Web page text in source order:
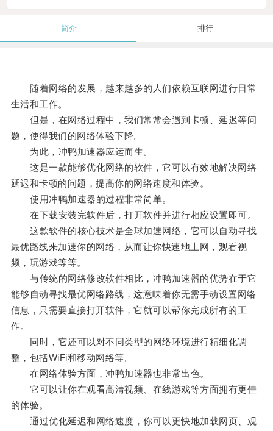
简介 排行
随着网络的发展，越来越多的人们依赖互联网进行日常
生活和工作。
但是，在网络过程中，我们常常会遇到卡顿、延迟等问
题，使得我们的网络体验下降。
为此，冲鸭加速器应运而生。
这是一款能够优化网络的软件，它可以有效地解决网络
延迟和卡顿的问题，提高你的网络速度和体验。
使用冲鸭加速器的过程非常简单。
在下载安装完软件后，打开软件并进行相应设置即可。
这款软件的核心技术是全球加速网络，它可以自动寻找
最优路线来加速你的网络，从而让你快速地上网，观看视
频，玩游戏等等。
与传统的网络修改软件相比，冲鸭加速器的优势在于它
能够自动寻找最优网络路线，这意味着你无需手动设置网络
信息，只需要直接打开软件，它就可以帮你完成所有的工
作。
同时，它还可以对不同类型的网络环境进行精细化调
整，包括WiFi和移动网络等。
在网络体验方面，冲鸭加速器也非常出色。
它可以让你在观看高清视频、在线游戏等方面拥有更佳
的体验。
通过优化延迟和网络速度，你可以更快地加载网页、观